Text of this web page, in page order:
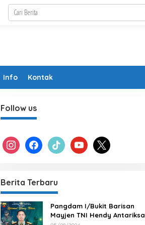
Info Kontak
Follow us
instagram facebook tiktok youtube x
Berita Terbaru
Pangdam I/Bukit Barisan
Mayjen TNI Hendy Antariksa